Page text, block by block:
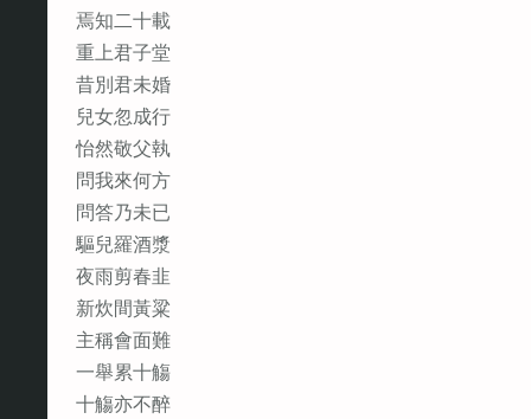
焉知二十載
重上君子堂
昔別君未婚
兒女忽成行
怡然敬父執
問我來何方
問答乃未已
驅兒羅酒漿
夜雨剪春韭
新炊間黃粱
主稱會面難
一舉累十觴
十觴亦不醉